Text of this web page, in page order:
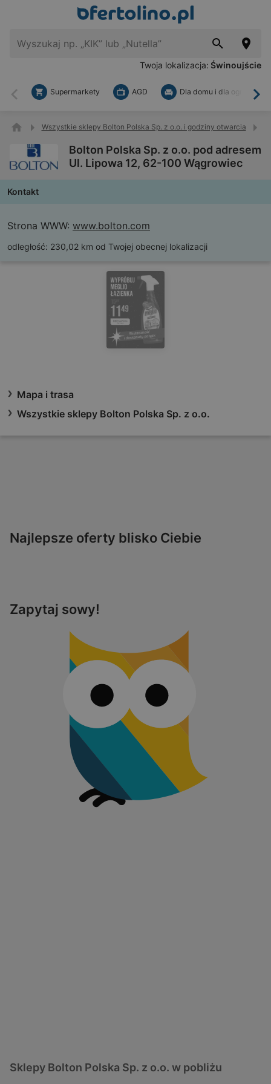
Twoja lokalizacja: Świnoujście
Wstecz
Supermarkety AGD Dla domu i dla ogrodu
Wszystkie sklepy Bolton Polska Sp. z o.o. i godziny otwarcia
Bolton Polska Sp. z o.o. pod adresem
Ul. Lipowa 12, 62-100 Wągrowiec
Kontakt
Strona WWW: www.bolton.com
odległość: 230,02 km od Twojej obecnej lokalizacji
Mapa i trasa
Wszystkie sklepy Bolton Polska Sp. z o.o.
Najlepsze oferty blisko Ciebie
Zapytaj sowy!
Sklepy Bolton Polska Sp. z o.o. w pobliżu